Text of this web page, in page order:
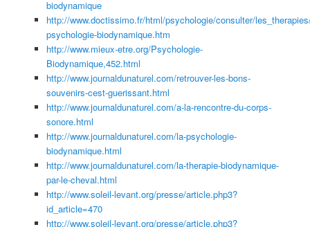
biodynamique
http://www.doctissimo.fr/html/psychologie/consulter/
psychologie-biodynamique.htm
http://www.mieux-etre.org/Psychologie-
Biodynamique,452.html
http://www.journaldunaturel.com/retrouver-les-bons-
souvenirs-cest-guerissant.html
http://www.journaldunaturel.com/a-la-rencontre-du-corps-
sonore.html
http://www.journaldunaturel.com/la-psychologie-
biodynamique.html
http://www.journaldunaturel.com/la-therapie-biodynamique-
par-le-cheval.html
http://www.soleil-levant.org/presse/article.php3?
id_article=470
http://www.soleil-levant.org/presse/article.php3?